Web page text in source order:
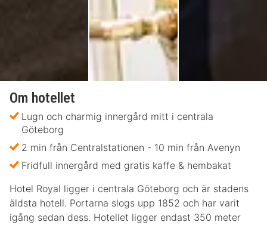
Om hotellet
Lugn och charmig innergård mitt i centrala
Göteborg
2 min från Centralstationen - 10 min från Avenyn
Fridfull innergård med gratis kaffe & hembakat
Hotel Royal ligger i centrala Göteborg och är stadens
äldsta hotell. Portarna slogs upp 1852 och har varit
igång sedan dess. Hotellet ligger endast 350 meter